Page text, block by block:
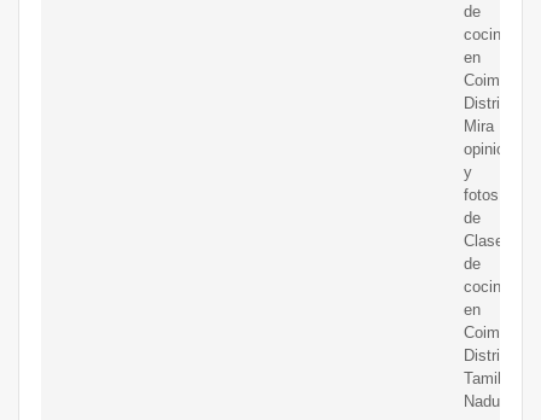
de
cocina
en
District:
Mira
opiniones
y
fotos
de
Clases
de
cocina
en
District,
Tamil
Nadu